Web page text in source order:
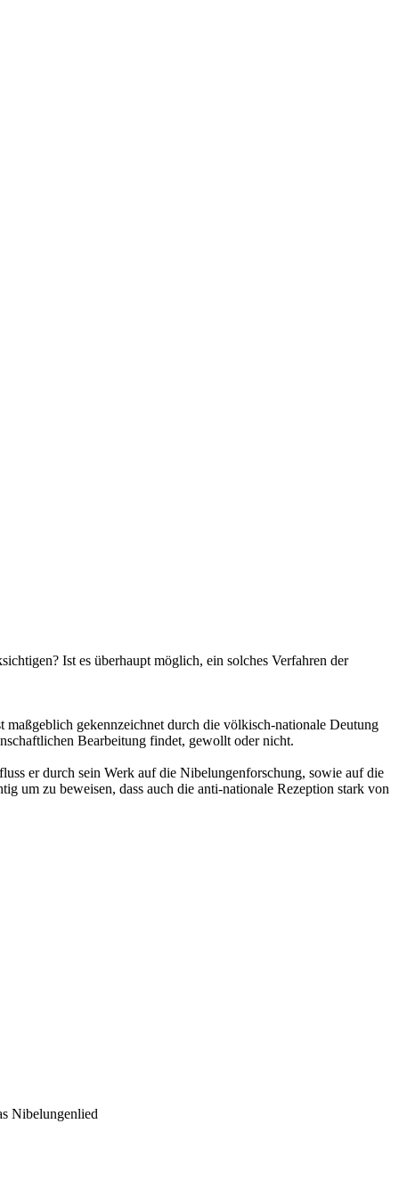
Ist es überhaupt möglich, ein solches Verfahren der
maßgeblich gekennzeichnet durch die völkisch-nationale Deutung
Bearbeitung findet, gewollt oder nicht.
er durch sein Werk auf die Nibelungenforschung, sowie auf die
um zu beweisen, dass auch die anti-nationale Rezeption stark von
Nibelungenlied